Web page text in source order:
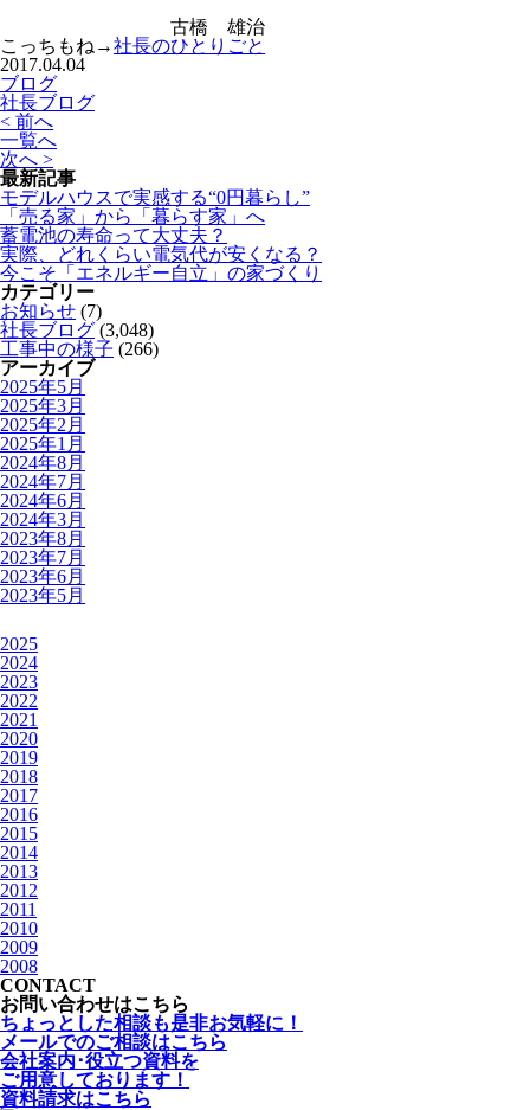
古橋 雄治
こっちもね→社長のひとりごと
2017.04.04
ブログ
社長ブログ
< 前へ
一覧へ
次へ >
最新記事
モデルハウスで実感する“0円暮らし”
「売る家」から「暮らす家」へ
蓄電池の寿命って大丈夫？
実際、どれくらい電気代が安くなる？
今こそ「エネルギー自立」の家づくり
カテゴリー
お知らせ (7)
社長ブログ (3,048)
工事中の様子 (266)
アーカイブ
2025年5月
2025年3月
2025年2月
2025年1月
2024年8月
2024年7月
2024年6月
2024年3月
2023年8月
2023年7月
2023年6月
2023年5月
2025
2024
2023
2022
2021
2020
2019
2018
2017
2016
2015
2014
2013
2012
2011
2010
2009
2008
CONTACT
お問い合わせはこちら
ちょっとした相談も是非お気軽に！
メールでのご相談はこちら
会社案内･役立つ資料を
ご用意しております！
資料請求はこちら